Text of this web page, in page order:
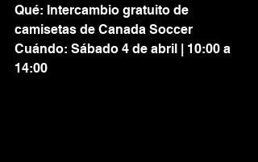
Qué: Intercambio gratuito de
camisetas de Canada Soccer
Cuándo: Sábado 4 de abril | 10:00 a
14:00